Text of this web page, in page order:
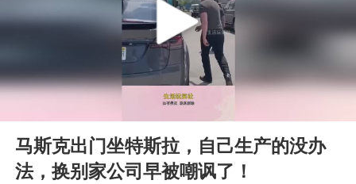
香港宏福苑火灾或由烟头引起
中国父女泰国骑摩托车坠崖1死1伤
白海豚将正面袭击贯穿浙江
周末打虎 宋致远被查
Play
马斯克出门坐特斯拉，自己生产的没办
法，换别家公司早被嘲讽了！